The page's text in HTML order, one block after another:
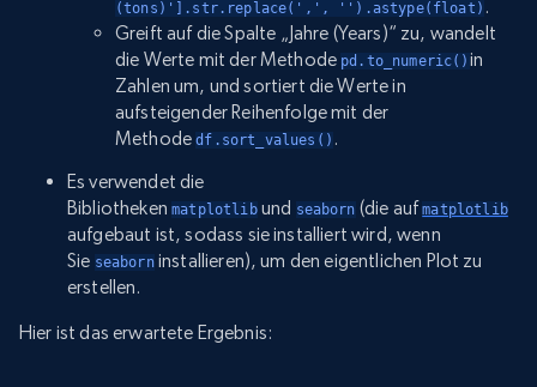
(tons)'].str.replace(',', '').astype(float) .
Greift auf die Spalte „Jahre (Years)“ zu, wandelt
die Werte mit der Methode pd.to_numeric() in
Zahlen um, und sortiert die Werte in
aufsteigender Reihenfolge mit der
Methodedf.sort_values() .
Es verwendet die
Bibliothekenmatplotlibund seaborn (die aufmatplotlib
aufgebaut ist, sodass sie installiert wird, wenn
Sie seaborninstallieren), um den eigentlichen Plot zu
erstellen.
Hier ist das erwartete Ergebnis: